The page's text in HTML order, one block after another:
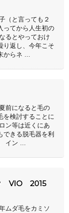
（と言っても２
ってから人生初の
るとやっておけ
り返し、今年こそ
からネ ...
前になると毛の
を検討することに
ン等は近くにあ
できる脱毛器を利
イン ...
VIO 2015
ムダ毛をカミソ